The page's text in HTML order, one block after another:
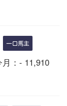
一口馬主
月：- 11,910